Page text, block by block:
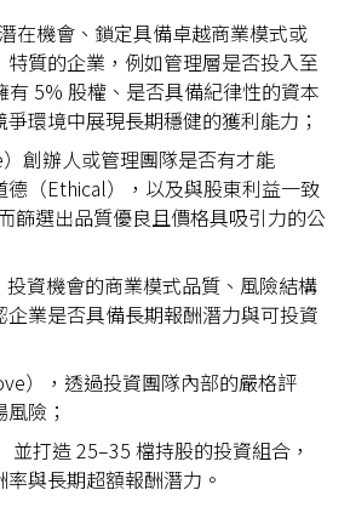
在機會、鎖定具備卓越商業模式或
特質的企業，例如管理層是否投入至
有 5% 股權、是否具備紀律性的資本
環境中展現長期穩健的獲利能力；
創辦人或管理團隊是否有才能
德（Ethical），以及與股東利益一致
篩選出品質優良且價格具吸引力的公
資機會的商業模式品質、風險結構
業是否具備長期報酬潛力與可投資
），透過投資團隊內部的嚴格評
險；
並打造 25–35 檔持股的投資組合，
與長期超額報酬潛力。